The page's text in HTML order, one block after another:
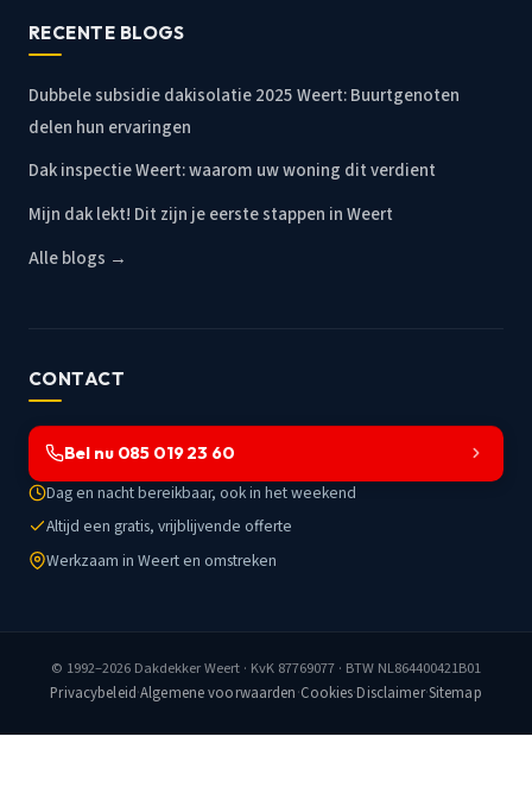
RECENTE BLOGS
Dubbele subsidie dakisolatie 2025 Weert: Buurtgenoten
delen hun ervaringen
Dak inspectie Weert: waarom uw woning dit verdient
Mijn dak lekt! Dit zijn je eerste stappen in Weert
Alle blogs →
CONTACT
Bel nu 085 019 23 60
Dag en nacht bereikbaar, ook in het weekend
Altijd een gratis, vrijblijvende offerte
Werkzaam in Weert en omstreken
© 1992–2026 Dakdekker Weert · KvK 87769077 · BTW NL864400421B01
Privacybeleid·Algemene voorwaarden·Cookies·Disclaimer·Sitemap